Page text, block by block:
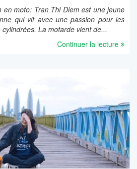
en moto: Tran Thi Diem est une jeune
qui vit avec une passion pour les
La motarde vient de...
Continuer la lecture